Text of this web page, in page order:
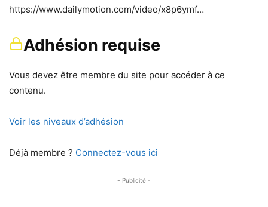
https://www.dailymotion.com/video/x8p6ymf…
Adhésion requise
Vous devez être membre du site pour accéder à ce
contenu.
Voir les niveaux d’adhésion
Déjà membre ? Connectez-vous ici
- Publicité -